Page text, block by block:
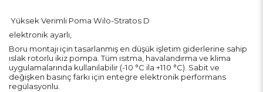
Yüksek Verimli Poma Wilo-Stratos D
elektronik ayarlı,
Boru montajı için tasarlanmış en düşük işletim giderlerine sahip
ıslak rotorlu ikiz pompa. Tüm ısıtma, havalandırma ve klima
uygulamalarında kullanılabilir (-10 °C ila +110 °C). Sabit ve
değişken basınç farkı için entegre elektronik performans
regülasyonlu.